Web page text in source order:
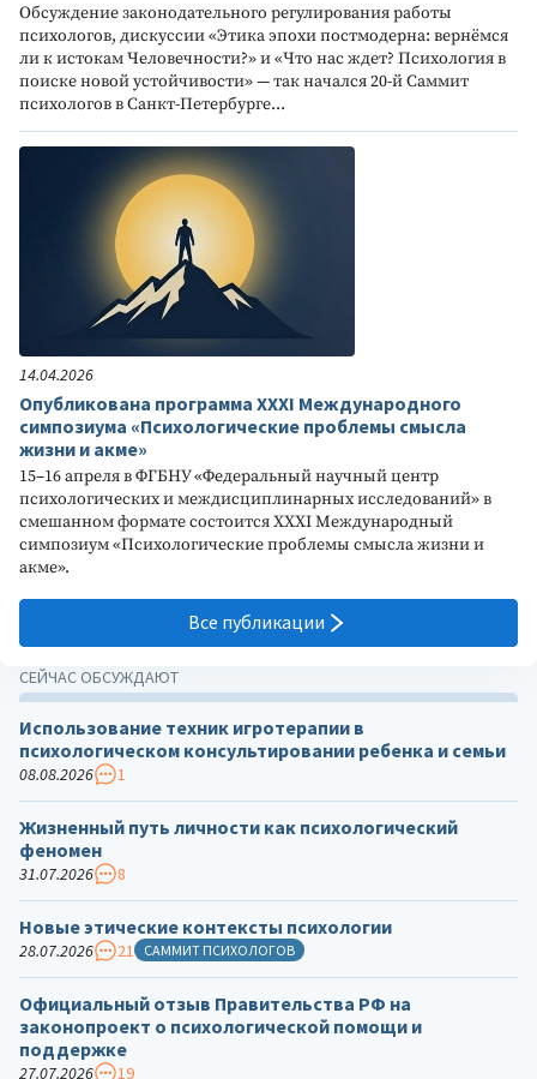
Обсуждение законодательного регулирования работы
психологов, дискуссии «Этика эпохи постмодерна: вернёмся
ли к истокам Человечности?» и «Что нас ждет? Психология в
поиске новой устойчивости» — так начался 20-й Саммит
психологов в Санкт-Петербурге...
14.04.2026
Опубликована программа XXXI Международного
симпозиума «Психологические проблемы смысла
жизни и акме»
15–16 апреля в ФГБНУ «Федеральный научный центр
психологических и междисциплинарных исследований» в
смешанном формате состоится XXXI Международный
симпозиум «Психологические проблемы смысла жизни и
акме».
Все публикации
СЕЙЧАС ОБСУЖДАЮТ
Использование техник игротерапии в
психологическом консультировании ребенка и семьи
08.08.2026 1
Жизненный путь личности как психологический
феномен
31.07.2026 8
Новые этические контексты психологии
28.07.2026 21 САММИТ ПСИХОЛОГОВ
Официальный отзыв Правительства РФ на
законопроект о психологической помощи и
поддержке
27.07.2026 19